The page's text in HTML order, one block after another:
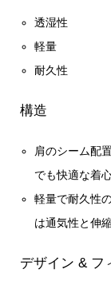
透湿性
軽量
耐久性
構造
肩のシーム配
でも快適な着
軽量で耐久性
は通気性と伸
デザイン & フ